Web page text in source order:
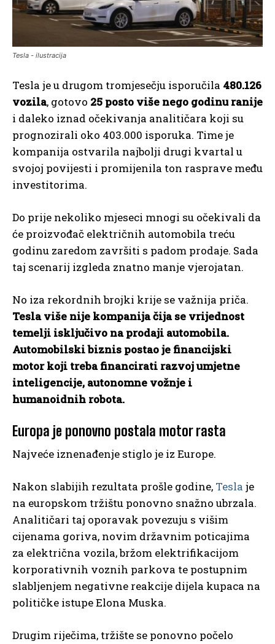
Tesla - ilustracija
Tesla je u drugom tromjesečju isporučila 480.126
vozila, gotovo 25 posto više nego godinu ranije
i daleko iznad očekivanja analitičara koji su
prognozirali oko 403.000 isporuka. Time je
kompanija ostvarila najbolji drugi kvartal u
svojoj povijesti i promijenila ton rasprave među
investitorima.
Do prije nekoliko mjeseci mnogi su očekivali da
će proizvođač električnih automobila treću
godinu zaredom završiti s padom prodaje. Sada
taj scenarij izgleda znatno manje vjerojatan.
No iza rekordnih brojki krije se važnija priča.
Tesla više nije kompanija čija se vrijednost
temelji isključivo na prodaji automobila.
Automobilski biznis postao je financijski
motor koji treba financirati razvoj umjetne
inteligencije, autonomne vožnje i
humanoidnih robota.
Europa je ponovno postala motor rasta
Najveće iznenađenje stiglo je iz Europe.
Nakon slabijih rezultata prošle godine, Tesla je
na europskom tržištu ponovno snažno ubrzala.
Analitičari taj oporavak povezuju s višim
cijenama goriva, novim državnim poticajima
za električna vozila, bržom elektrifikacijom
korporativnih voznih parkova te postupnim
slabljenjem negativne reakcije dijela kupaca na
političke istupe Elona Muska.
Drugim riječima, tržište se ponovno počelo